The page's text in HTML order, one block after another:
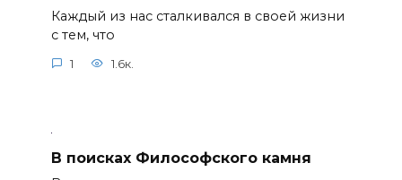
Каждый из нас сталкивался в своей жизни
с тем, что
1 1.6к.
В поисках Философского камня